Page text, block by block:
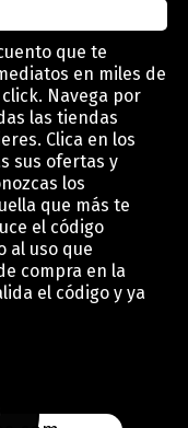
que te
en miles de
Navega por
las tiendas
Clica en los
sus ofertas y
los
que más te
el código
al uso que
compra en la
el código y ya